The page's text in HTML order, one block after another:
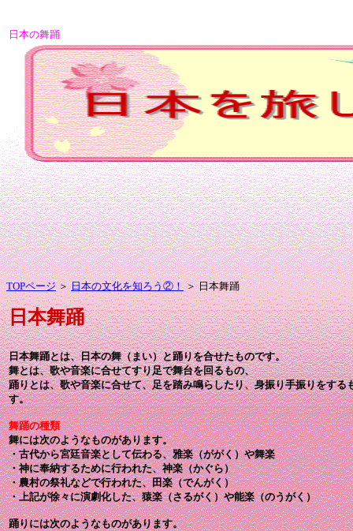
日本の舞踊
TOPページ＞日本の文化を知ろう②！＞ 日本舞踊
日本舞踊
日本舞踊とは、日本の舞（まい）と踊りを合せたものです。
舞とは、歌や音楽に合せてすり足で舞台を回るもの、
踊りとは、歌や音楽に合せて、足を踏み鳴らしたり、身振り手振りをする
す。
舞踊の種類
舞には次のようなものがあります。
・古代から宮廷音楽として伝わる、雅楽（ががく）や舞楽
・神に奉納するために行われた、神楽（かぐら）
・農村の祭礼などで行われた、田楽（でんがく）
・上記が徐々に演劇化した、猿楽（さるがく）や能楽（のうがく）
踊りには次のようなものがあります。